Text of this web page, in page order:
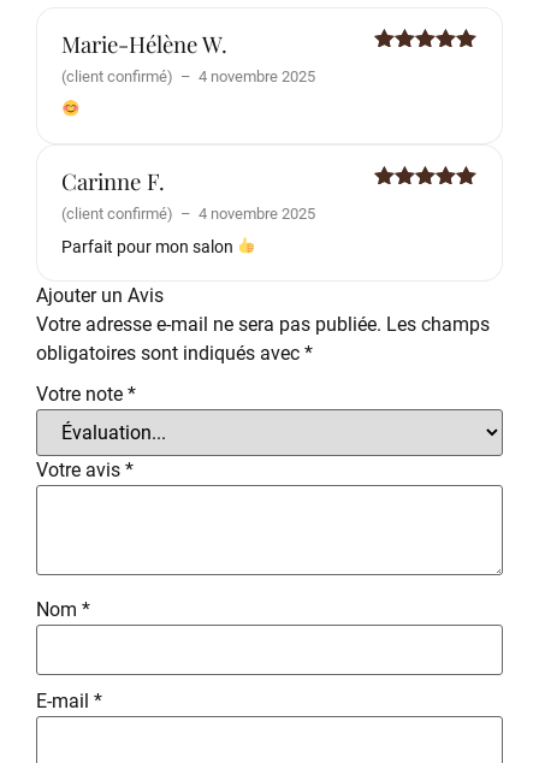
Marie-Hélène W.
(client confirmé) – 4 novembre 2025
Carinne F.
(client confirmé) – 4 novembre 2025
Parfait pour mon salon
Ajouter un Avis
Votre adresse e-mail ne sera pas publiée. Les champs
obligatoires sont indiqués avec *
Votre note *
Votre avis *
Nom *
E-mail *